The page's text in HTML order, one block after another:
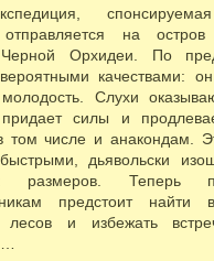
отправляется на
Черной Орхидеи. По
качествами:
Слухи
придает силы и
том числе и анакондам.
дьявольски
размеров. Теперь
предстоит найти
лесов и избежать